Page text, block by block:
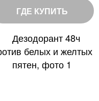
ГДЕ КУПИТЬ